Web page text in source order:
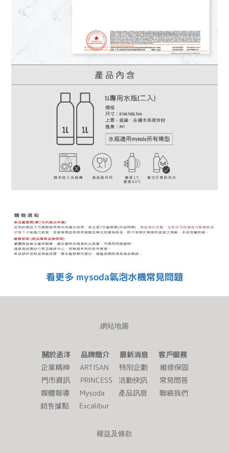
看更多 mysoda氣泡水機常見問題
網站地圖
關於丞洋 品牌簡介 最新消息 客戶服務
企業精神
ARTISAN 特別企劃
維修保固
門市資訊
PRINCESS 活動快訊
常見問答
媒體報導
Mysoda 產品訊息
聯絡我們
銷售據點
Excalibur
權益及條款